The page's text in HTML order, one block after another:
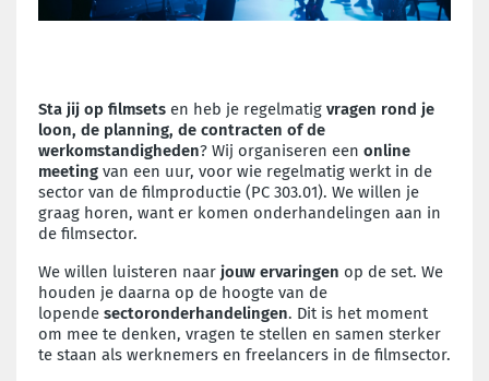
Sta jij op filmsets en heb je regelmatig vragen rond je
loon, de planning, de contracten of de
werkomstandigheden? Wij organiseren een online
meeting van een uur, voor wie regelmatig werkt in de
sector van de filmproductie (PC 303.01). We willen je
graag horen, want er komen onderhandelingen aan in
de filmsector.
We willen luisteren naar jouw ervaringen op de set. We
houden je daarna op de hoogte van de
lopende sectoronderhandelingen. Dit is het moment
om mee te denken, vragen te stellen en samen sterker
te staan als werknemers en freelancers in de filmsector.